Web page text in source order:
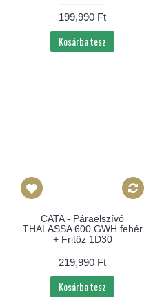
199,990 Ft
Kosárba tesz
CATA - Páraelszívó
THALASSA 600 GWH fehér
+ Fritőz 1D30
219,990 Ft
Kosárba tesz